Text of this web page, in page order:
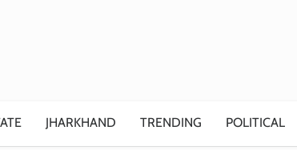
JHARKHAND TRENDING POLITICAL